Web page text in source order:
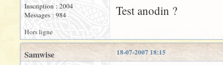
Inscription : 2004
Messages : 984
Test anodin ?
Hors ligne
18-07-2007 18:15
Samwise